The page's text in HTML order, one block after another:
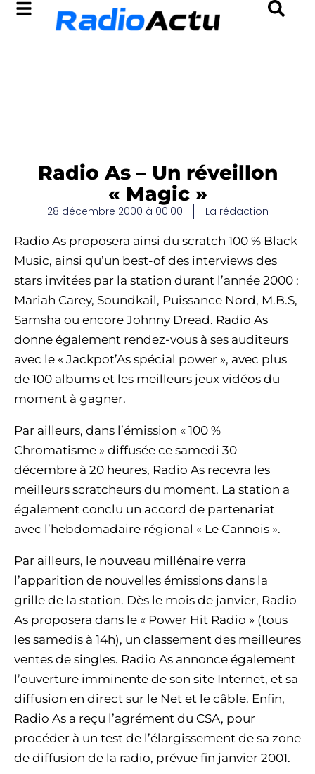
Radio As – Un réveillon
« Magic »
28 décembre 2000 à 00:00 La rédaction
Radio As proposera ainsi du scratch 100 % Black
Music, ainsi qu’un best-of des interviews des
stars invitées par la station durant l’année 2000 :
Mariah Carey, Soundkail, Puissance Nord, M.B.S,
Samsha ou encore Johnny Dread. Radio As
donne également rendez-vous à ses auditeurs
avec le « Jackpot’As spécial power », avec plus
de 100 albums et les meilleurs jeux vidéos du
moment à gagner.
Par ailleurs, dans l’émission « 100 %
Chromatisme » diffusée ce samedi 30
décembre à 20 heures, Radio As recevra les
meilleurs scratcheurs du moment. La station a
également conclu un accord de partenariat
avec l’hebdomadaire régional « Le Cannois ».
Par ailleurs, le nouveau millénaire verra
l’apparition de nouvelles émissions dans la
grille de la station. Dès le mois de janvier, Radio
As proposera dans le « Power Hit Radio » (tous
les samedis à 14h), un classement des meilleures
ventes de singles. Radio As annonce également
l’ouverture imminente de son site Internet, et sa
diffusion en direct sur le Net et le câble. Enfin,
Radio As a reçu l’agrément du CSA, pour
procéder à un test de l’élargissement de sa zone
de diffusion de la radio, prévue fin janvier 2001.